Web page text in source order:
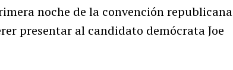
noche de la convención republicana
presentar al candidato demócrata Joe